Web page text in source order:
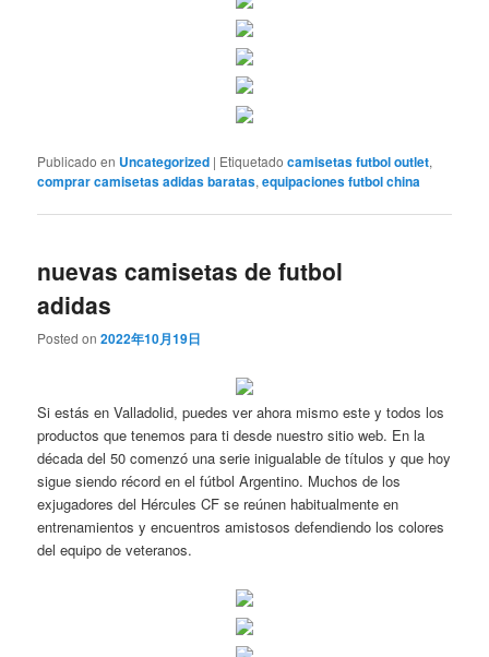
Publicado en Uncategorized | Etiquetado camisetas futbol outlet,
comprar camisetas adidas baratas,equipaciones futbol china
nuevas camisetas de futbol
adidas
Posted on2022年10月19日
Si estás en Valladolid, puedes ver ahora mismo este y todos los
productos que tenemos para ti desde nuestro sitio web. En la
década del 50 comenzó una serie inigualable de títulos y que hoy
sigue siendo récord en el fútbol Argentino. Muchos de los
exjugadores del Hércules CF se reúnen habitualmente en
entrenamientos y encuentros amistosos defendiendo los colores
del equipo de veteranos.